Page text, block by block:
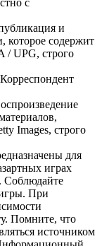
с
и
которое содержит
/ UPG, строго
Images, строго
для
играх
Соблюдайте
При
Помните, что
источником